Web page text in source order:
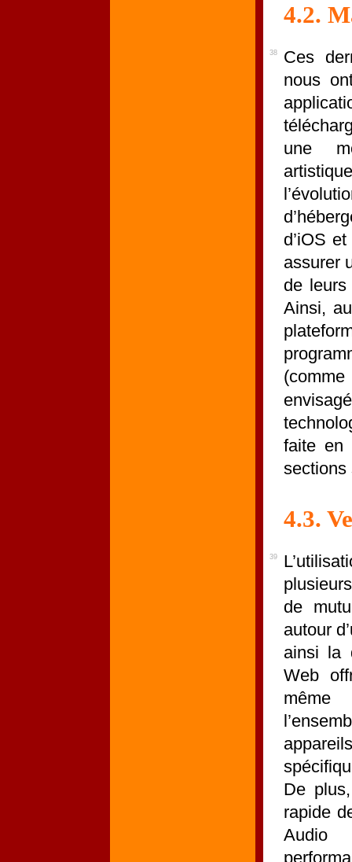
4.2.
38
Ces
nous
une
d’iOS
assurer
de leurs
Ainsi,
faite en
sections
4.3.
39
de
autour
ainsi la
Web
même
De
rapide
Audio